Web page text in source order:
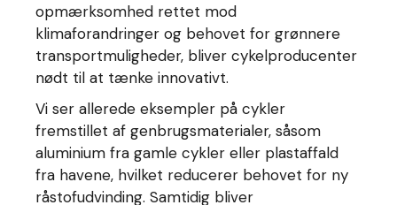
opmærksomhed rettet mod
klimaforandringer og behovet for grønnere
transportmuligheder, bliver cykelproducenter
nødt til at tænke innovativt.
Vi ser allerede eksempler på cykler
fremstillet af genbrugsmaterialer, såsom
aluminium fra gamle cykler eller plastaffald
fra havene, hvilket reducerer behovet for ny
råstofudvinding. Samtidig bliver